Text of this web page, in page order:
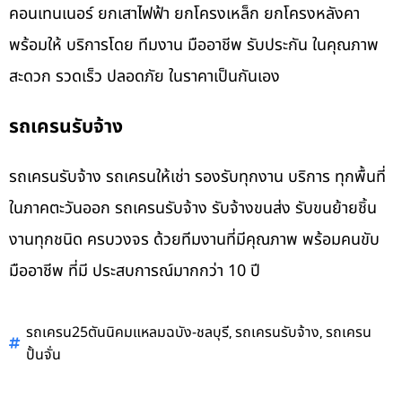
คอนเทนเนอร์ ยกเสาไฟฟ้า ยกโครงเหล็ก ยกโครงหลังคา
พร้อมให้ บริการโดย ทีมงาน มืออาชีพ รับประกัน ในคุณภาพ
สะดวก รวดเร็ว ปลอดภัย ในราคาเป็นกันเอง
รถเครนรับจ้าง
รถเครนรับจ้าง รถเครนให้เช่า รองรับทุกงาน บริการ ทุกพื้นที่
ในภาคตะวันออก รถเครนรับจ้าง รับจ้างขนส่ง รับขนย้ายชิ้น
งานทุกชนิด ครบวงจร ด้วยทีมงานที่มีคุณภาพ พร้อมคนขับ
มืออาชีพ ที่มี ประสบการณ์มากกว่า 10 ปี
รถเครน25ตันนิคมแหลมฉบัง-ชลบุรี,รถเครนรับจ้าง,รถเครน
ปั้นจั่น